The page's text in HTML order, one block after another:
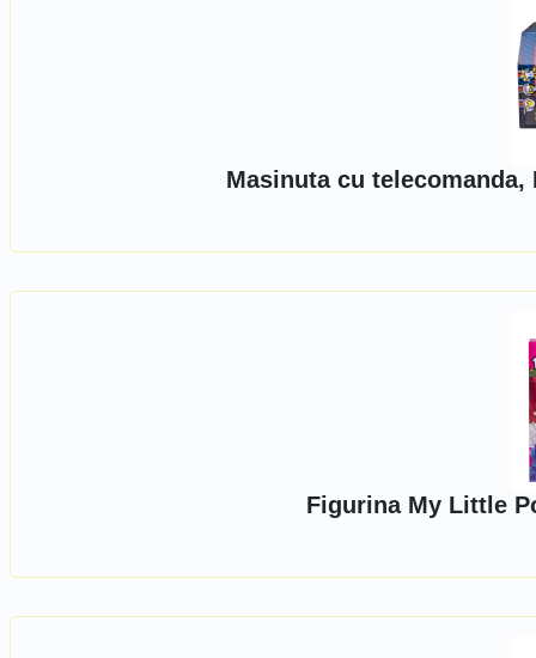
Masinuta cu
Figurina My Little